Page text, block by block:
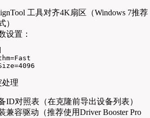
工具对齐4K扇区（Windows 7推荐
）
设置：
处理
ID对照表（在克隆前导出设备列表）
兼容驱动（推荐使用Driver Booster Pro